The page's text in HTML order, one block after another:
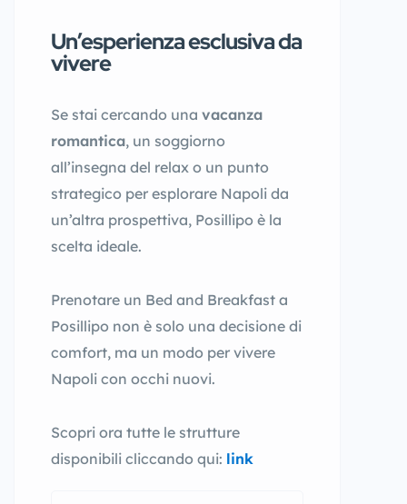
Un’esperienza esclusiva da
vivere
Se stai cercando una vacanza
romantica, un soggiorno
all’insegna del relax o un punto
strategico per esplorare Napoli da
un’altra prospettiva, Posillipo è la
scelta ideale.
Prenotare un Bed and Breakfast a
Posillipo non è solo una decisione di
comfort, ma un modo per vivere
Napoli con occhi nuovi.
Scopri ora tutte le strutture
disponibili cliccando qui: link